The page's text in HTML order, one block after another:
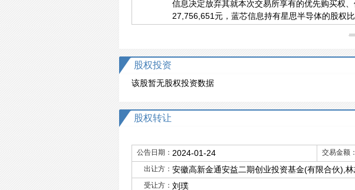
信息决定放弃其就本次交易所享有的优先购买权
27,756,651元，蓝芯信息持有星思半导体的股权
股权投资
该股暂无股权投资数据
股权转让
公告日期： 2024-01-24 交易金额：
出让方： 安徽高新金通安益二期创业投资基金(有限合伙),林
受让方： 刘璞